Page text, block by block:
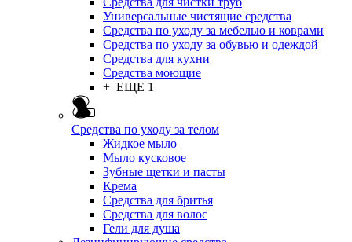
Универсальные чистящие средства
Средства по уходу за мебелью и коврами
Средства по уходу за обувью и одеждой
Средства для кухни
Средства моющие
+ ЕЩЕ 1
Средства по уходу за телом
Жидкое мыло
Мыло кусковое
Зубные щетки и пасты
Крема
Средства для бритья
Средства для волос
Гели для душа